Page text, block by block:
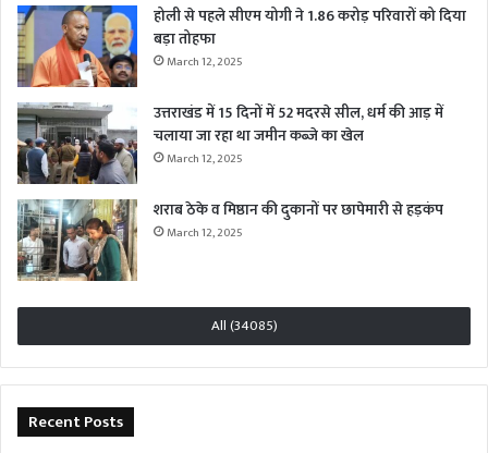
होली से पहले सीएम योगी ने 1.86 करोड़ परिवारों को दिया
बड़ा तोहफा
March 12, 2025
उत्तराखंड में 15 दिनों में 52 मदरसे सील, धर्म की आड़ में
चलाया जा रहा था जमीन कब्जे का खेल
March 12, 2025
शराब ठेके व मिष्ठान की दुकानों पर छापेमारी से हड़कंप
March 12, 2025
All (34085)
Recent Posts